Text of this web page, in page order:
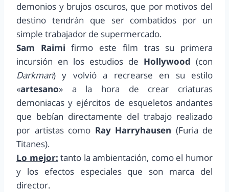
demonios y brujos oscuros, que por motivos del
destino tendrán que ser combatidos por un
simple trabajador de supermercado.
Sam Raimi firmo este film tras su primera
incursión en los estudios de Hollywood (con
Darkman) y volvió a recrearse en su estilo
«artesano» a la hora de crear criaturas
demoniacas y ejércitos de esqueletos andantes
que bebían directamente del trabajo realizado
por artistas como Ray Harryhausen (Furia de
Titanes).
Lo mejor: tanto la ambientación, como el humor
y los efectos especiales que son marca del
director.